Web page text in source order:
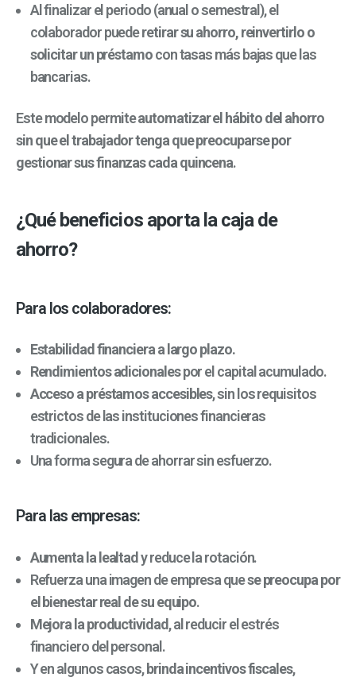
Al finalizar el periodo (anual o semestral), el
colaborador puederetirar su ahorro, reinvertirlo o
solicitar un préstamocon tasas más bajas que las
bancarias.
Este modelo permiteautomatizar el hábito del ahorro
sin que el trabajador tenga que preocuparse por
gestionar sus finanzas cada quincena.
¿Qué beneficios aporta la caja de
ahorro?
Para los colaboradores:
Estabilidad financiera a largo plazo.
Rendimientos adicionalespor el capital acumulado.
Acceso a préstamos accesibles, sin los requisitos
estrictos de las instituciones financieras
tradicionales.
Una forma segura de ahorrar sin esfuerzo.
Para las empresas:
Aumenta la lealtady reduce la rotación.
Refuerza una imagen de empresa quese preocupa por
el bienestar real de su equipo.
Mejora la productividad, al reducir el estrés
financiero del personal.
Y en algunos casos,brinda incentivos fiscales,